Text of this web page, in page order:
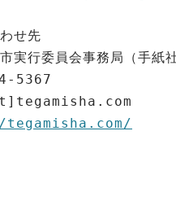
せ先
実行委員会事務局（手紙
5367